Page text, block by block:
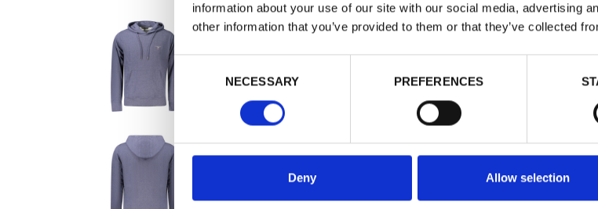
information about your use of our site with our social media, advertising
other information that you’ve provided to them or that they’ve collected
Consent
NECESSARY PREFERENCES
Deny Allow selection